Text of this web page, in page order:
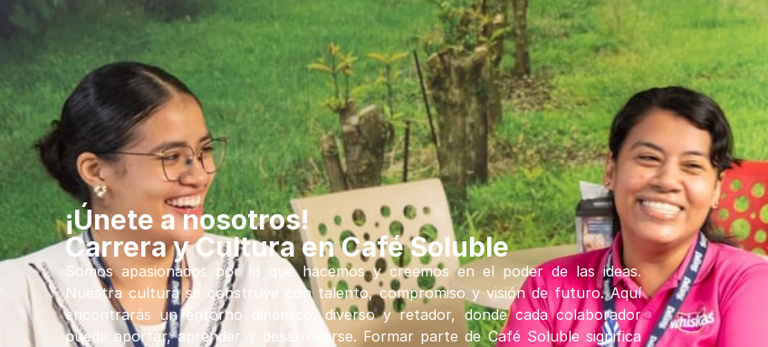
Inicio ¿Quiénes Somos?
¡Únete a nosotros!
Carrera y Cultura en Café Soluble
Somos apasionados por lo que hacemos y creemos en el poder de las ideas.
Nuestra cultura se construye con talento, compromiso y visión de futuro. Aquí
encontrarás un entorno dinámico, diverso y retador, donde cada colaborador
puede aportar, aprender y desarrollarse. Formar parte de Café Soluble significa